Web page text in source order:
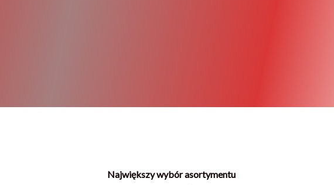
Największy wybór asortymentu